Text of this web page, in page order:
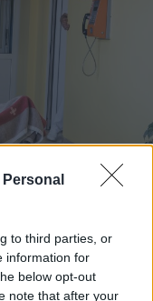
to third parties, or
information for
below opt-out
note that after your